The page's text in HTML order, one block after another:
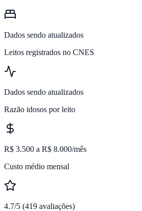
Dados sendo atualizados
Leitos registrados no CNES
Dados sendo atualizados
Razão idosos por leito
R$ 3.500 a R$ 8.000/mês
Custo médio mensal
4.7/5 (419 avaliações)